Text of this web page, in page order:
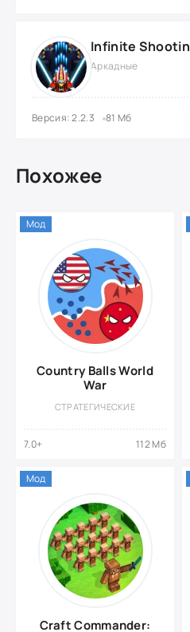
Аркадные
Версия: 2.2.3 81 Мб
Похожее
Country Balls World
War
СТРАТЕГИЧЕСКИЕ
7.0+ 112 Мб
Мод
Craft Commander:
Мод